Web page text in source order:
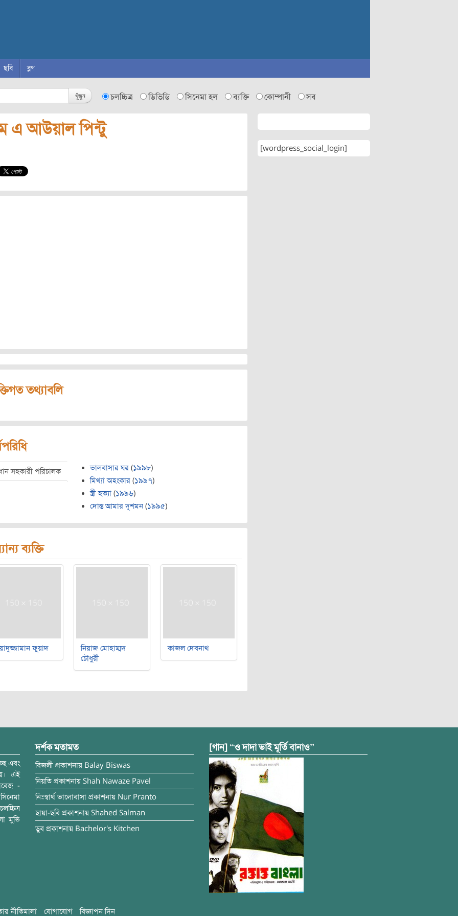
ছবি ব্লগ
খুঁজুন চলচ্চিত্র ডিভিডি সিনেমা হল ব্যক্তি কোম্পানী সব
এ আউয়াল পিন্টু
তথ্যাবলি
সহকারী পরিচালক ভালবাসার ঘর (১৯৯৮)
মিথ্যা অহংকার (১৯৯৭)
স্ত্রী হত্যা (১৯৯৬)
দোস্ত আমার দুশমন (১৯৯৫)
ব্যক্তি
ফুয়াদ
নিয়াজ মোহাম্মদ
চৌধুরী
কাজল দেবনাথ
[wordpress_social_login]
এবং
এই
-
মুভি
দর্শক মতামত
বিজলী প্রকাশনায় Balay Biswas
নিয়তি প্রকাশনায় Shah Nawaze Pavel
নিঃস্বার্থ ভালোবাসা প্রকাশনায় Nur Pranto
ছায়া-ছবি প্রকাশনায় Shahed Salman
ডুব প্রকাশনায় Bachelor's Kitchen
[গান] “ও দাদা ভাই মূর্তি বানাও”
নীতিমালা যোগাযোগ বিজ্ঞাপন দিন